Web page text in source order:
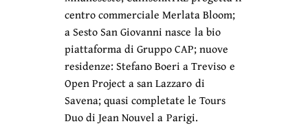
centro commerciale Merlata Bloom;
a Sesto San Giovanni nasce la bio
piattaforma di Gruppo CAP; nuove
residenze: Stefano Boeri a Treviso e
Open Project a san Lazzaro di
Savena; quasi completate le Tours
Duo di Jean Nouvel a Parigi.